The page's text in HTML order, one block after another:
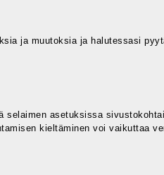
ja muutoksia ja halutessasi
selaimen asetuksissa
kieltäminen voi vaikuttaa